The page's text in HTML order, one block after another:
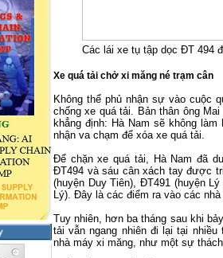
Các lái xe tụ tập dọc ĐT 494
Xe quá tải chở xi măng né trạm cân
Không thể phủ nhận sự vào cuộc
chống xe quá tải. Bản thân ông
khẳng định: Hà Nam sẽ không
nhận va chạm để xóa xe quá tải.
Để chặn xe quá tải, Hà Nam đã
ĐT494 và sáu cân xách tay được
(huyện Duy Tiên), ĐT491 (huyện
Lý). Đây là các điểm ra vào các
Tuy nhiên, hơn ba tháng sau khi
tải vẫn ngang nhiên đi lại tại
nhà máy xi măng, như một sự